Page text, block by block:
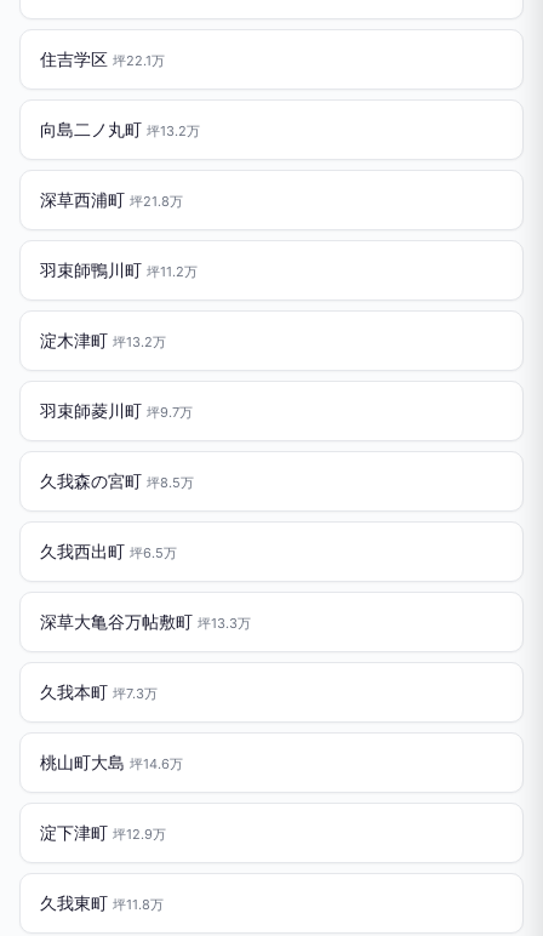
住吉学区 坪22.1万
向島二ノ丸町 坪13.2万
深草西浦町 坪21.8万
羽束師鴨川町 坪11.2万
淀木津町 坪13.2万
羽束師菱川町 坪9.7万
久我森の宮町 坪8.5万
久我西出町 坪6.5万
深草大亀谷万帖敷町 坪13.3万
久我本町 坪7.3万
桃山町大島 坪14.6万
淀下津町 坪12.9万
久我東町 坪11.8万